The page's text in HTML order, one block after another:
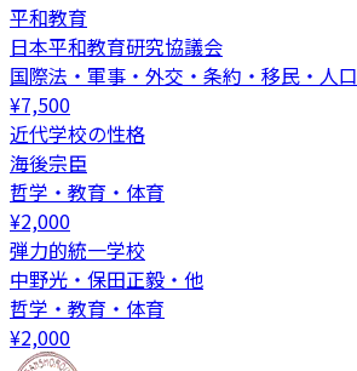
平和教育
日本平和教育研究協議会
国際法・軍事・外交・条約・移民・人口
¥7,500
近代学校の性格
海後宗臣
哲学・教育・体育
¥2,000
弾力的統一学校
中野光・保田正毅・他
哲学・教育・体育
¥2,000